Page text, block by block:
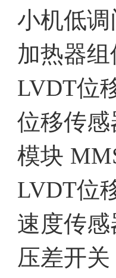
小机低
加热器组
LVDT位
位移传感
模块
LVDT位
速度传
压差开关